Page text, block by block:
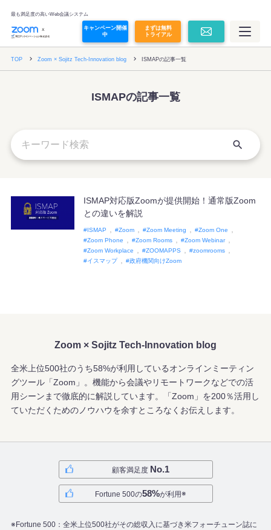
最も満足度の高いWeb会議システム
まずは無料
トライアル
キャンペーン開催
中
Zoom Contact Center
導入事例
イベント・キャンペーン情報
ブログ
よくあるご質問
TOP Zoom × Sojitz Tech-Innovation blog ISMAPの記事一覧
ISMAPの記事一覧
ISMAP対応版Zoomが提供開始！通常版Zoom
との違いを解説
ISMAP Zoom Zoom Meeting
Zoom One
Zoom Phone
Zoom Rooms
Zoom Webinar
Zoom Workplace
ZOOMAPPS
zoomrooms
イスマップ
政府機関向けZoom
Zoom × Sojitz Tech-Innovation blog
全米上位500社のうち58%が利用しているオンラインミーティン
グツール「Zoom」。 機能から会議やリモートワークなどでの活
用シーンまで徹底的に解説しています。
「Zoom」を200％活用し
ていただくためのノウハウを余すところなくお伝えします。
顧客満足度 No.1
Fortune 500の58%が利用※
※Fortune 500：全米上位500社がその総収入に基づき米フォーチューン誌に